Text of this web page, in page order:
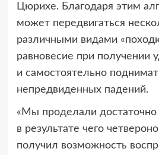
Цюрихе. Благодаря этим
может передвигаться
различными видами
равновесие при получении
и самостоятельно
непредвиденных падений.
«Мы проделали
в результате чего
получил возможность